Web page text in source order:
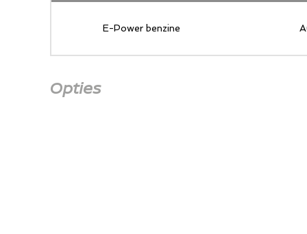
E-Power benzine
Opties